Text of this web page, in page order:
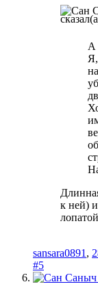
А
к ней)
sansara0891 ,
#5